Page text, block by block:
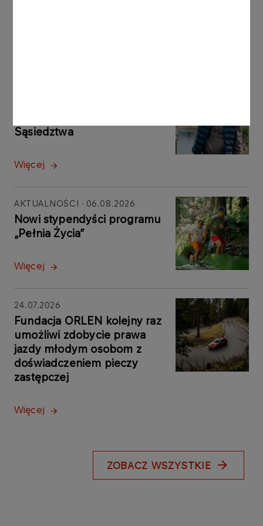
Sąsiedztwa
Więcej
AKTUALNOŚCI 06.08.2026
Nowi stypendyści programu
„Pełnia Życia”
Więcej
24.07.2026
Fundacja ORLEN kolejny raz
umożliwi zdobycie prawa
jazdy młodym osobom z
doświadczeniem pieczy
zastępczej
Więcej
ZOBACZ WSZYSTKIE